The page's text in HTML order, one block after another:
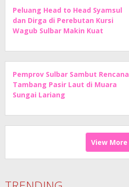
Peluang Head to Head Syamsul
dan Dirga di Perebutan Kursi
Wagub Sulbar Makin Kuat
Pemprov Sulbar Sambut Rencana
Tambang Pasir Laut di Muara
Sungai Lariang
View More